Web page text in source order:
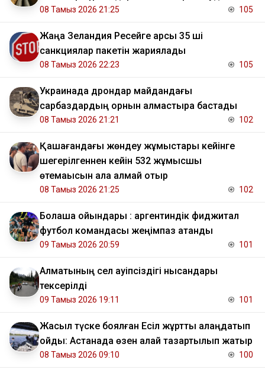
08 Тамыз 2026 21:25 105
Жаңа Зеландия Ресейге қарсы 35 ші
санкциялар пакетін жариялады
08 Тамыз 2026 22:23 105
Украинада дрондар майдандағы
сарбаздардың орнын алмастыра бастады
08 Тамыз 2026 21:21 102
Қашағандағы жөндеу жұмыстары кейінге
шегерілгеннен кейін 532 жұмысшы
өтемақысын ала алмай отыр
08 Тамыз 2026 21:25 102
Болашақ ойындары : аргентиндік фиджитал
футбол командасы жеңімпаз атанды
09 Тамыз 2026 20:59 101
Алматының сел қауіпсіздігі нысандары
тексерілді
09 Тамыз 2026 19:11 101
Жасыл түске боялған Есіл жұртты алаңдатып
қойды: Астанада өзен қалай тазартылып жатыр
08 Тамыз 2026 09:10 100